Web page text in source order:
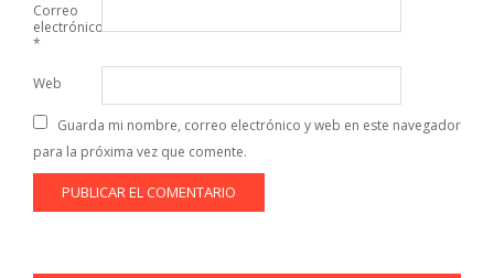
Correo
electrónico
*
Web
Guarda mi nombre, correo electrónico y web en este navegador
para la próxima vez que comente.